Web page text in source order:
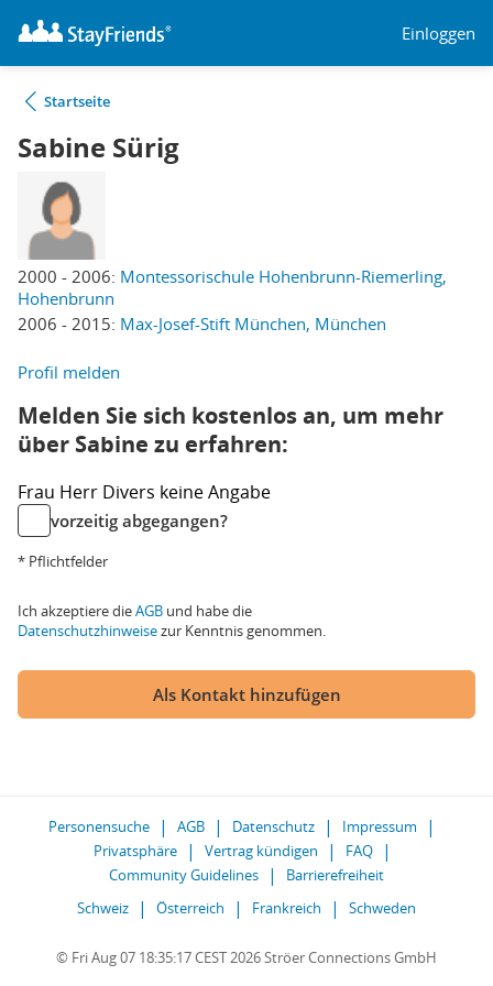
Einloggen
Startseite
Sabine Sürig
2000 - 2006: Montessorischule Hohenbrunn-Riemerling,
Hohenbrunn
2006 - 2015: Max-Josef-Stift München, München
Profil melden
Melden Sie sich kostenlos an, um mehr
über Sabine zu erfahren:
Frau Herr Divers keine Angabe
vorzeitig abgegangen?
* Pflichtfelder
Ich akzeptiere dieAGB und habe die
Datenschutzhinweisezur Kenntnis genommen.
Als Kontakt hinzufügen
Personensuche AGB Datenschutz
Impressum
Privatsphäre
Vertrag kündigen
FAQ
Community Guidelines
Barrierefreiheit
Schweiz
Österreich Frankreich Schweden
© Fri Aug 07 18:35:17 CEST 2026 Ströer Connections GmbH